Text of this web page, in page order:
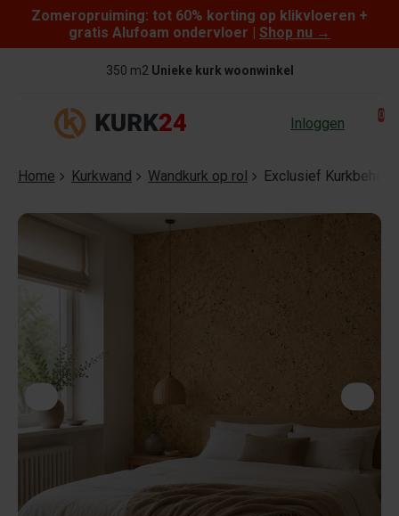
Skip to content
Zomeropruiming: tot 60% korting op klikvloeren +
gratis Alufoam ondervloer | Shop nu →
350 m2 Unieke kurk woonwinkel
Inloggen 0
Home Kurkwand Wandkurk op rol Exclusief